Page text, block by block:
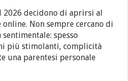
2026 decidono di aprirsi al
online. Non sempre cercano di
spesso
più stimolanti, complicità
una parentesi personale